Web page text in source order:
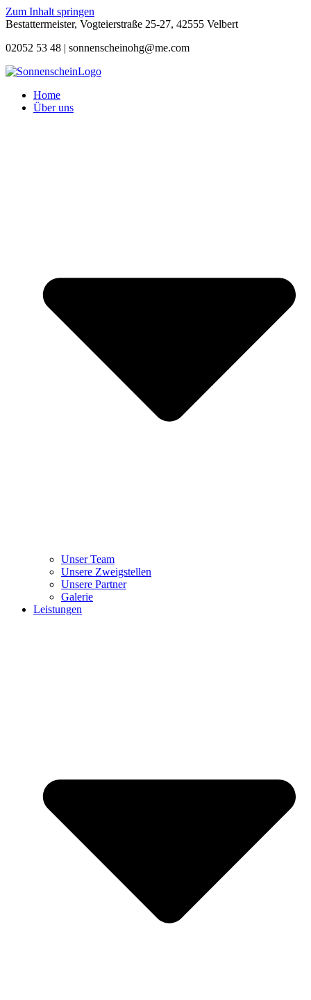
Zum Inhalt springen
Bestattermeister, Vogteierstraße 25-27, 42555 Velbert
02052 53 48 | sonnenscheinohg@me.com
Home
Über uns
Unser Team
Unsere Zweigstellen
Unsere Partner
Galerie
Leistungen